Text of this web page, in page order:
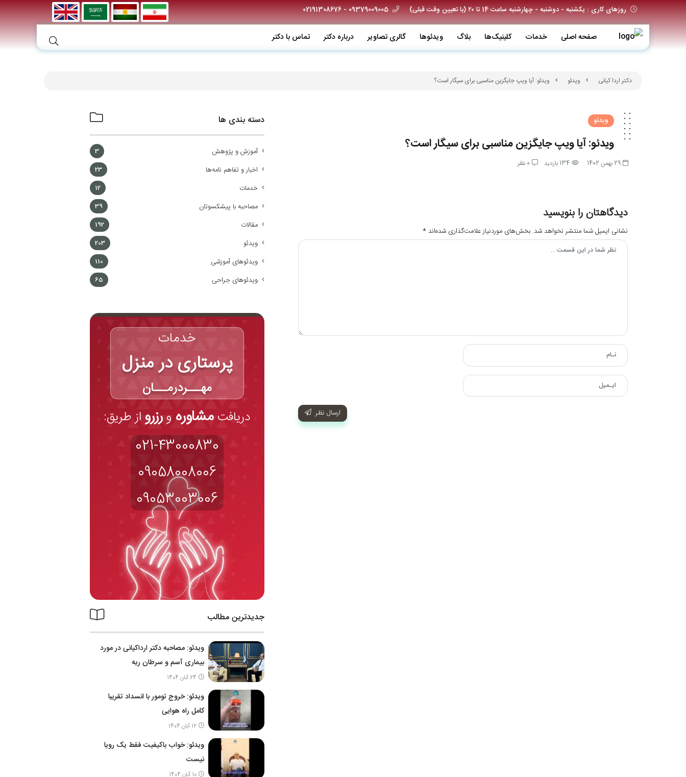
روزهای کاری : یکشنبه - دوشنبه - چهارشنبه ساعت 14 تا ۲۰ (با تعیین وقت قبلی) 09379009005 - 02191308676
صفحه اصلی خدمات کلینیک‌ها بلاگ ویدئو‌ها گالری تصاویر درباره دکتر تماس با دکتر
دکتر اردا کیانی ویدئو ویدئو: آیا ویپ جایگزین مناسبی برای سیگار است؟
ویدئو
ویدئو: آیا ویپ جایگزین مناسبی برای سیگار است؟
29 بهمن 1402 134 بازدید 0 نظر
دیدگاهتان را بنویسید
نشانی ایمیل شما منتشر نخواهد شد. بخش‌های موردنیاز علامت‌گذاری شده‌اند*
ارسال نظر
دسته بندی ها
آموزش و پژوهش 3
اخبار و تفاهم نامه‌ها 23
خدمات 12
مصاحبه با پیشکسوتان 39
مقالات 192
ویدئو 203
ویدئوهای آموزشی 110
ویدئوهای جراحی 65
خدمات
پرستاری در منزل
مهـــردرمـــان
دریافتمشاوره ورزرو از طریق:
021-43000830
09058008006
09053003006
جدیدترین مطالب
ویدئو: مصاحبه دکتر ارداکیانی در مورد
بیماری آسم و سرطان ریه
24 آبان 1404
ویدئو: خروج تومور با انسداد تقریبا
کامل راه هوایی
12 آبان 1404
ویدئو: خواب باکیفیت فقط یک رویا
نیست
10 آبان 1404